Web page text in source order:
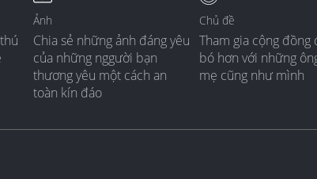
Ảnh
Chia sẻ những ảnh đáng yêu
của những nggười bạn
thương yêu một cách an
toàn kín đáo
Chủ đề
Tham gia cộng đồng
bó hơn với những
mẹ cũng như mình